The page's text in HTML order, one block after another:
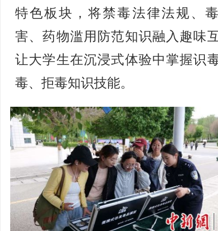
特色板块，将禁毒法律法规、
害、药物滥用防范知识融入趣味
让大学生在沉浸式体验中掌握识
毒、拒毒知识技能。